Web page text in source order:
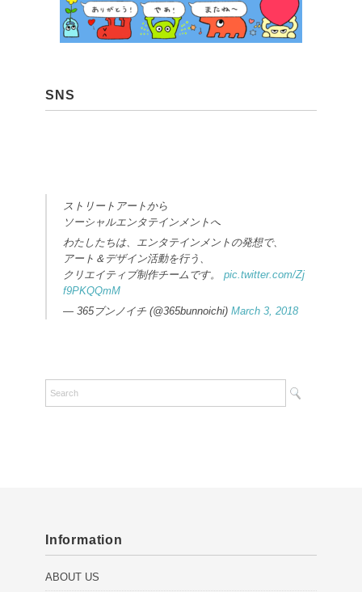
SNS
ストリートアートから
ソーシャルエンタテインメントへ
わたしたちは、エンタテインメントの発想で、
アート＆デザイン活動を行う、
クリエイティブ制作チームです。 pic.twitter.com/Zj
f9PKQQmM
— 365ブンノイチ (@365bunnoichi) March 3, 2018
Information
ABOUT US